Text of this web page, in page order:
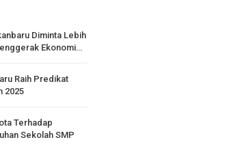
Diminta Lebih
Ekonomi…
Raih Predikat
2025
Terhadap
Sekolah SMP